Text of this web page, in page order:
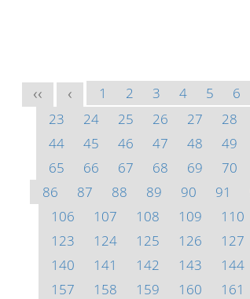
<< < 1 2 3 4 5 6
23
24 25 26 27 28
44
45 46 47 48 49
65
66 67 68 69 70
86
87 88 89 90 91
106
107 108 109 110
123
124 125 126 127
140
141 142 143 144
157
158 159 160 161